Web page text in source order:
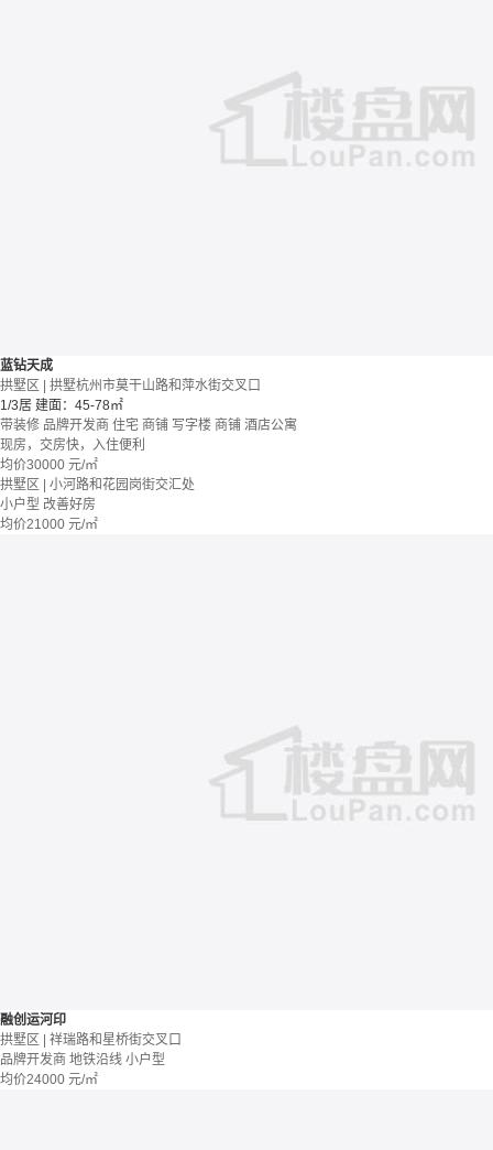
蓝钻天成
拱墅区 | 拱墅杭州市莫干山路和萍水街交叉口
1/3居 建面：45-78㎡
带装修 品牌开发商 住宅 商铺 写字楼 商铺 酒店公寓
现房，交房快，入住便利
均价30000 元/㎡
拱墅区 | 小河路和花园岗街交汇处
小户型 改善好房
均价21000 元/㎡
融创运河印
拱墅区 | 祥瑞路和星桥街交叉口
品牌开发商 地铁沿线 小户型
均价24000 元/㎡